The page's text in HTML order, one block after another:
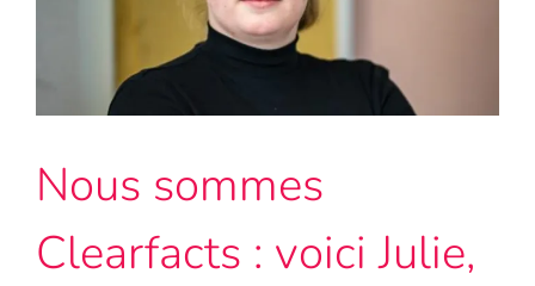
:
entreprise
Nous sommes
Clearfacts : voici Julie,